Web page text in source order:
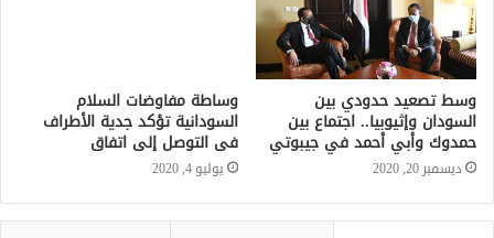
وسط تصعيد حدودي بين
السودان وإثيوبيا.. اجتماع بين
حمدوك وأبي أحمد في جيبوتي
ديسمبر 20, 2020
وساطة مفاوضات السلام
السودانية تؤكد جدية الأطراف
فى التوصل إلى اتفاق
يوليو 4, 2020